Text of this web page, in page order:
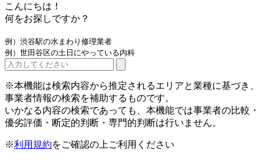
こんにちは！
何をお探しですか？
例）渋谷駅の水まわり修理業者
例）世田谷区の土日にやっている内科
※本機能は検索内容から推定されるエリアと業種に基づき、
事業者情報の検索を補助するものです。
いかなる内容の検索であっても、本機能では事業者の比較・
優劣評価・断定的判断・専門的判断は行いません。
※利用規約をご確認の上ご利用ください